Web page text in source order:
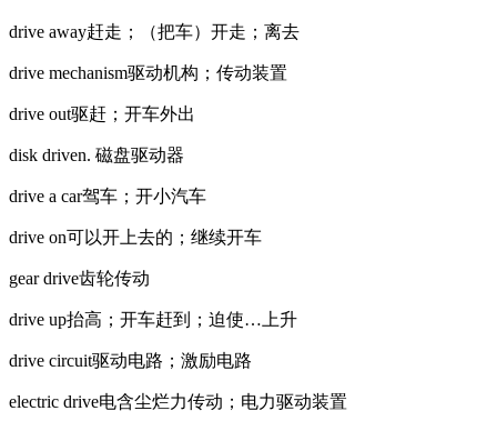
drive away赶走；（把车）开走；离去
drive mechanism驱动机构；传动装置
drive out驱赶；开车外出
disk driven. 磁盘驱动器
drive a car驾车；开小汽车
drive on可以开上去的；继续开车
gear drive齿轮传动
drive up抬高；开车赶到；迫使…上升
drive circuit驱动电路；激励电路
electric drive电含尘烂力传动；电力驱动装置